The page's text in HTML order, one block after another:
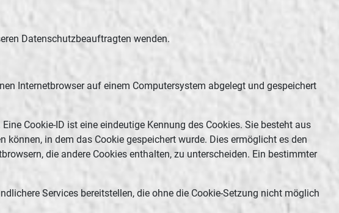
Datenschutzbeauftragten wenden.
Internetbrowser auf einem Computersystem abgelegt und gespeichert
Cookie-ID ist eine eindeutige Kennung des Cookies. Sie besteht aus
in dem das Cookie gespeichert wurde. Dies ermöglicht es den
die andere Cookies enthalten, zu unterscheiden. Ein bestimmter
Services bereitstellen, die ohne die Cookie-Setzung nicht möglich